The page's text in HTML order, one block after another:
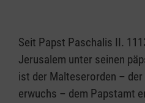
Seit Papst Paschalis II.
Jerusalem unter seinen
ist der Malteserorden –
erwuchs – dem Papstamt